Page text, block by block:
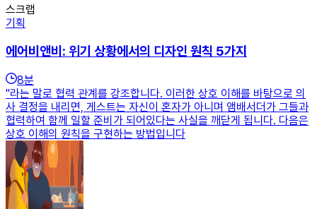
스크랩
기획
에어비앤비: 위기 상황에서의 디자인 원칙 5가지
8분
"라는 말로 협력 관계를 강조합니다. 이러한 상호 이해를 바탕으로 의
사 결정을 내리면, 게스트는 자신이 혼자가 아니며 앰배서더가 그들과
협력하여 함께 일할 준비가 되어있다는 사실을 깨닫게 됩니다. 다음은
상호 이해의 원칙을 구현하는 방법입니다